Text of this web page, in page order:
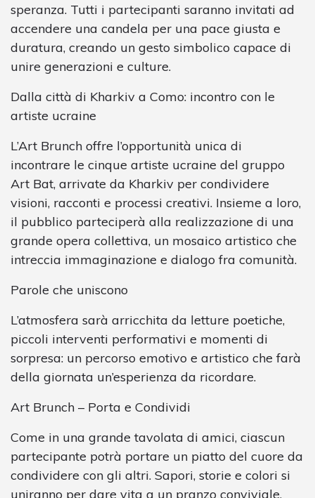
speranza. Tutti i partecipanti saranno invitati ad
accendere una candela per una pace giusta e
duratura, creando un gesto simbolico capace di
unire generazioni e culture.
Dalla città di Kharkiv a Como: incontro con le
artiste ucraine
L’Art Brunch offre l’opportunità unica di
incontrare le cinque artiste ucraine del gruppo
Art Bat, arrivate da Kharkiv per condividere
visioni, racconti e processi creativi. Insieme a loro,
il pubblico parteciperà alla realizzazione di una
grande opera collettiva, un mosaico artistico che
intreccia immaginazione e dialogo fra comunità.
Parole che uniscono
L’atmosfera sarà arricchita da letture poetiche,
piccoli interventi performativi e momenti di
sorpresa: un percorso emotivo e artistico che farà
della giornata un’esperienza da ricordare.
Art Brunch – Porta e Condividi
Come in una grande tavolata di amici, ciascun
partecipante potrà portare un piatto del cuore da
condividere con gli altri. Sapori, storie e colori si
uniranno per dare vita a un pranzo conviviale,